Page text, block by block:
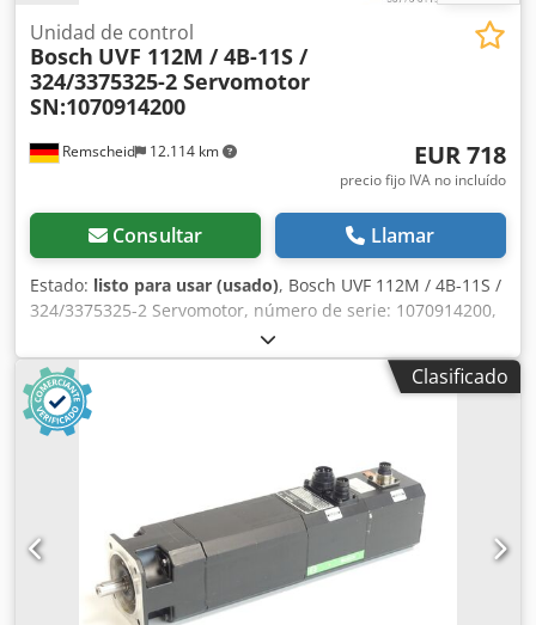
Remscheid 12.114 km
Unidad de control
Bosch UVF 112M / 4B-11S /
324/3375325-2 Servomotor
SN:1070914200
EUR 718
precio fijo IVA no incluído
Consultar Llamar
Estado: listo para usar (usado), Bosch UVF 112M / 4B-11S /
324/3375325-2 Servomotor, número de serie: 1070914200,
usado, con signos normales de uso, funcionamiento al 100
%, el alcance del suministro se muestra en las fotos.
¡ATENCIÓN: Solicite por separado los costos de embalaje y
envío! Credpfxsi D Hhco Afpof
Clasificado